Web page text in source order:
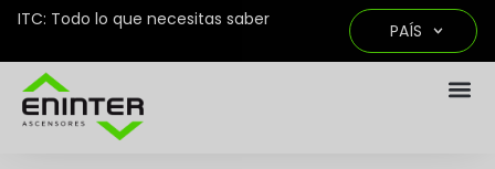
ITC: Todo lo que necesitas saber
PAÍS